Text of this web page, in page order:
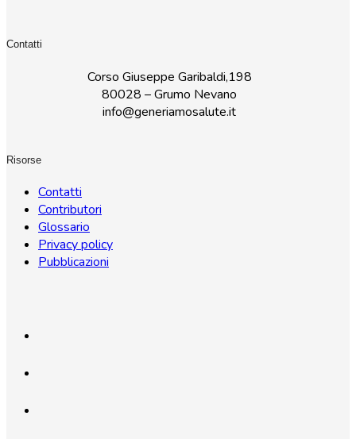
Contatti
Corso Giuseppe Garibaldi,198
80028 – Grumo Nevano
info@generiamosalute.it
Risorse
Contatti
Contributori
Glossario
Privacy policy
Pubblicazioni